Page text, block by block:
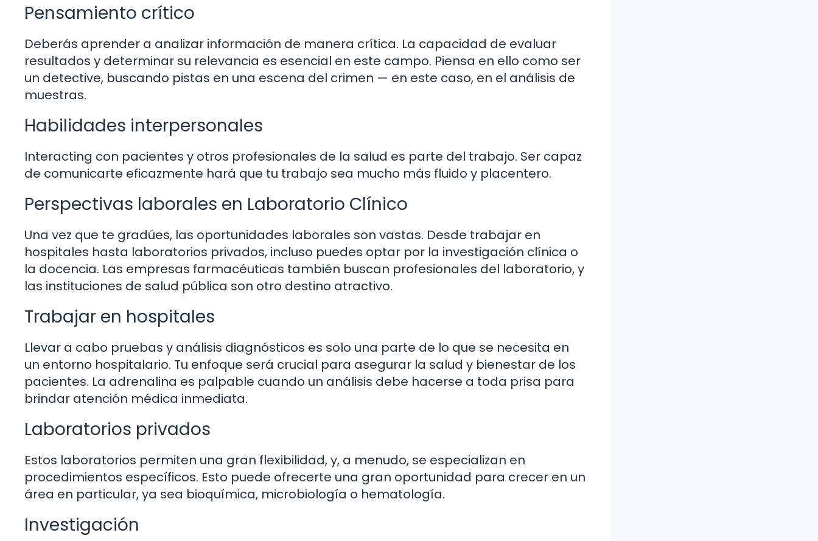
Pensamiento crítico
Deberás aprender a analizar información de manera crítica. La capacidad de evaluar
resultados y determinar su relevancia es esencial en este campo. Piensa en ello como ser
un detective, buscando pistas en una escena del crimen — en este caso, en el análisis de
muestras.
Habilidades interpersonales
Interacting con pacientes y otros profesionales de la salud es parte del trabajo. Ser capaz
de comunicarte eficazmente hará que tu trabajo sea mucho más fluido y placentero.
Perspectivas laborales en Laboratorio Clínico
Una vez que te gradúes, las oportunidades laborales son vastas. Desde trabajar en
hospitales hasta laboratorios privados, incluso puedes optar por la investigación clínica o
la docencia. Las empresas farmacéuticas también buscan profesionales del laboratorio, y
las instituciones de salud pública son otro destino atractivo.
Trabajar en hospitales
Llevar a cabo pruebas y análisis diagnósticos es solo una parte de lo que se necesita en
un entorno hospitalario. Tu enfoque será crucial para asegurar la salud y bienestar de los
pacientes. La adrenalina es palpable cuando un análisis debe hacerse a toda prisa para
brindar atención médica inmediata.
Laboratorios privados
Estos laboratorios permiten una gran flexibilidad, y, a menudo, se especializan en
procedimientos específicos. Esto puede ofrecerte una gran oportunidad para crecer en un
área en particular, ya sea bioquímica, microbiología o hematología.
Investigación